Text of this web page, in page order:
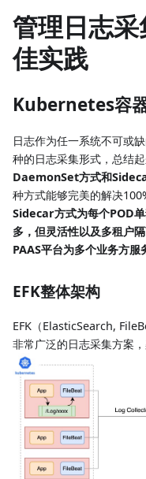
管理日志
佳实践
Kubernetes容
日志作为任一系统不可或
种的日志采集形式，总结
DaemonSet方式和
种方式能够完美的解决
Sidecar方式为每个POD
多，但灵活性以及多租户
PAAS平台为多个业务方服
EFK整体架构
EFK（ElasticSearch,
非常广泛的日志采集方案，